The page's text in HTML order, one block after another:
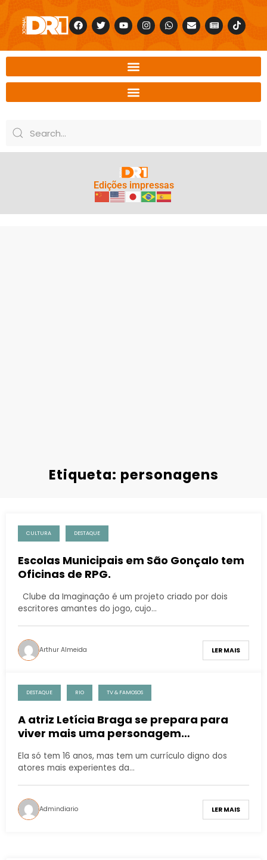
Edições impressas
Etiqueta: personagens
CULTURA DESTAQUE
Escolas Municipais em São Gonçalo tem
Oficinas de RPG.
Clube da Imaginação é um projeto criado por dois
escritores amantes do jogo, cujo…
Arthur Almeida LER MAIS
DESTAQUE RIO TV & FAMOSOS
A atriz Letícia Braga se prepara para
viver mais uma personagem
Ela só tem 16 anos, mas tem um currículo digno dos
atores mais experientes da…
Admindiario LER MAIS